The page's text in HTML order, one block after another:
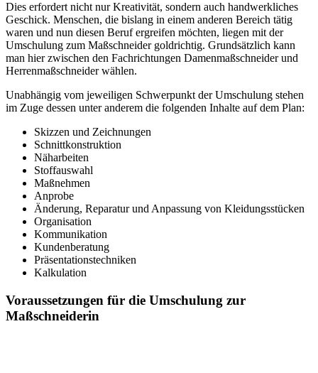
Dies erfordert nicht nur Kreativität, sondern auch handwerkliches
Geschick. Menschen, die bislang in einem anderen Bereich tätig
waren und nun diesen Beruf ergreifen möchten, liegen mit der
Umschulung zum Maßschneider goldrichtig. Grundsätzlich kann
man hier zwischen den Fachrichtungen Damenmaßschneider und
Herrenmaßschneider wählen.
Unabhängig vom jeweiligen Schwerpunkt der Umschulung stehen
im Zuge dessen unter anderem die folgenden Inhalte auf dem Plan:
Skizzen und Zeichnungen
Schnittkonstruktion
Näharbeiten
Stoffauswahl
Maßnehmen
Anprobe
Änderung, Reparatur und Anpassung von Kleidungsstücken
Organisation
Kommunikation
Kundenberatung
Präsentationstechniken
Kalkulation
Voraussetzungen für die Umschulung zur
Maßschneiderin